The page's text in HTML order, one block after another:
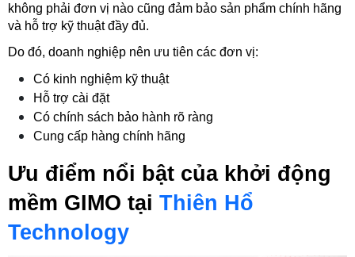
không phải đơn vị nào cũng đảm bảo sản phẩm chính hãng
và hỗ trợ kỹ thuật đầy đủ.
Do đó, doanh nghiệp nên ưu tiên các đơn vị:
Có kinh nghiệm kỹ thuật
Hỗ trợ cài đặt
Có chính sách bảo hành rõ ràng
Cung cấp hàng chính hãng
Ưu điểm nổi bật của khởi động
mềm GIMO tại Thiên Hổ
Technology